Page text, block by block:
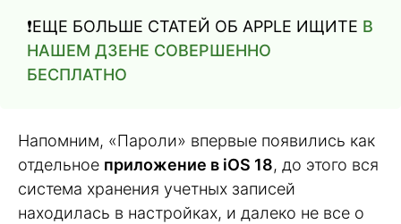
❗️ЕЩЕ БОЛЬШЕ СТАТЕЙ ОБ APPLE ИЩИТЕ В
НАШЕМ ДЗЕНЕ СОВЕРШЕННО
БЕСПЛАТНО
Напомним, «Пароли» впервые появились как
отдельное приложение в iOS 18, до этого вся
система хранения учетных записей
находилась в настройках, и далеко не все о